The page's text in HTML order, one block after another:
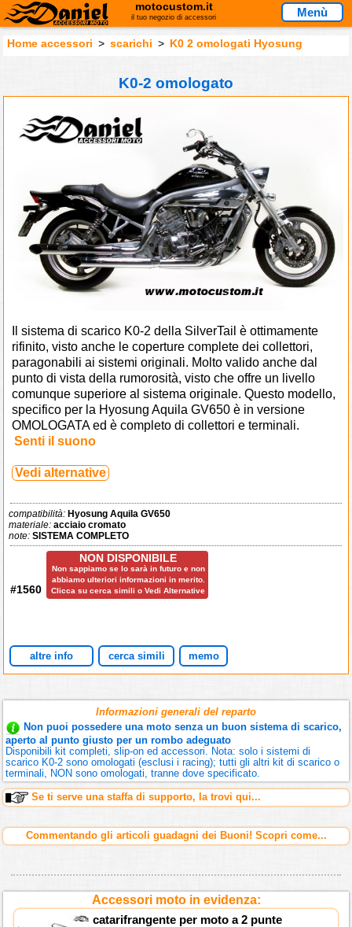
motocustom.it
il tuo negozio di accessori Menù
Home accessori > scarichi > K0 2 omologati Hyosung
K0-2 omologato
Il sistema di scarico K0-2 della SilverTail è ottimamente
rifinito, visto anche le coperture complete dei collettori,
paragonabili ai sistemi originali. Molto valido anche dal
punto di vista della rumorosità, visto che offre un livello
comunque superiore al sistema originale. Questo modello,
specifico per la Hyosung Aquila GV650 è in versione
OMOLOGATA ed è completo di collettori e terminali.
Senti il suono
Vedi alternative
compatibilità:Hyosung Aquila GV650
materiale:acciaio cromato
note:SISTEMA COMPLETO
#1560
NON DISPONIBILE
Non sappiamo se lo sarà in futuro e non
abbiamo ulteriori informazioni in merito.
Clicca su cerca simili o Vedi Alternative
altre info cerca simili memo
Informazioni generali del reparto
Non puoi possedere una moto senza un buon sistema di scarico,
aperto al punto giusto per un rombo adeguato
Disponibili kit completi, slip-on ed accessori. Nota: solo i sistemi di
scarico K0-2 sono omologati (esclusi i racing); tutti gli altri kit di scarico o
terminali, NON sono omologati, tranne dove specificato.
Se ti serve una staffa di supporto, la trovi qui...
Commentando gli articoli guadagni dei Buoni! Scopri come...
Accessori moto in evidenza:
catarifrangente per moto a 2 punte